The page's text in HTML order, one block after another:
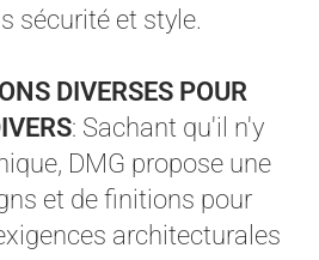
sécurité et style.
DIVERSES POUR
: Sachant qu'il n'y
DMG propose une
et de finitions pour
architecturales